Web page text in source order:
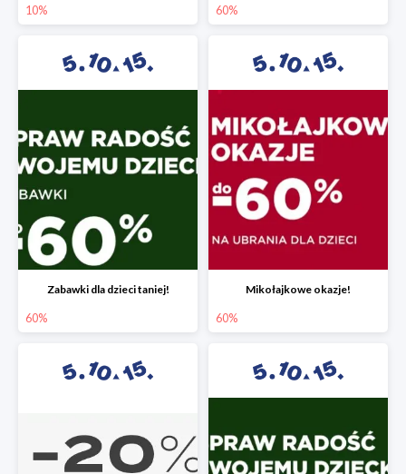
10% 60%
Zabawki dla dzieci taniej!
60%
Mikołajkowe okazje!
60%